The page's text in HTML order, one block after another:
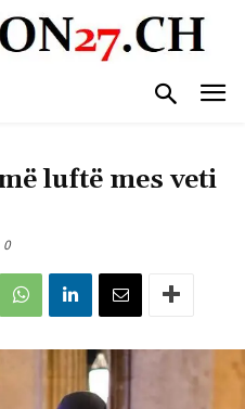
luftë mes veti
0